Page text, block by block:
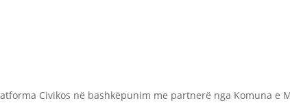
Civikos në bashkëpunim me partnerë nga Komuna